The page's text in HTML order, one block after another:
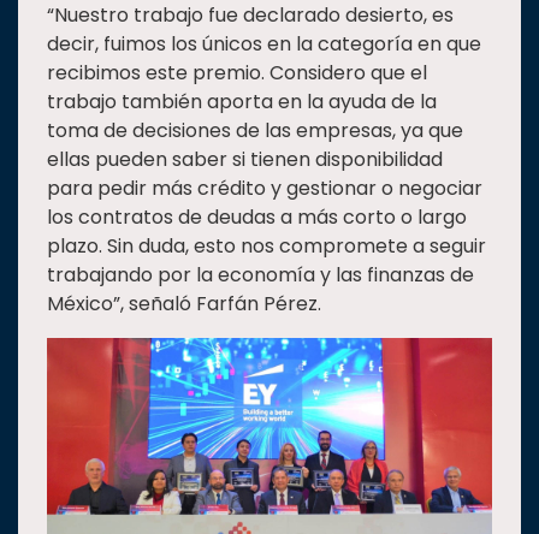
“Nuestro trabajo fue declarado desierto, es
decir, fuimos los únicos en la categoría en que
recibimos este premio. Considero que el
trabajo también aporta en la ayuda de la
toma de decisiones de las empresas, ya que
ellas pueden saber si tienen disponibilidad
para pedir más crédito y gestionar o negociar
los contratos de deudas a más corto o largo
plazo. Sin duda, esto nos compromete a seguir
trabajando por la economía y las finanzas de
México”, señaló Farfán Pérez.